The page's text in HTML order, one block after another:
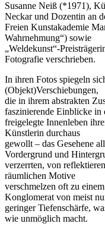
Susanne Neiß (*1971),
Neckar und Dozentin an
Freien Kunstakademie
Wahrnehmung“) sowie
„Weldekunst“-
Fotografie verschrieben.
In ihren Fotos spiegeln
(Objekt)Verschiebungen,
die in ihrem abstrakten
faszinierende Einblicke in
freigelegte Innenleben
Künstlerin durchaus
gewollt – das Gesehene
Vordergrund und
verzerrten, von
räumlichen Motive
verschmelzen oft zu
Konglomerat von meist
geringer Tiefenschärfe,
wie unmöglich macht.